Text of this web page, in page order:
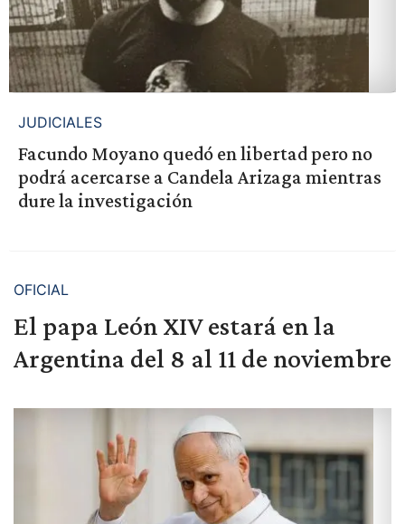
JUDICIALES
Facundo Moyano quedó en libertad pero no
podrá acercarse a Candela Arizaga mientras
dure la investigación
OFICIAL
El papa León XIV estará en la
Argentina del 8 al 11 de noviembre